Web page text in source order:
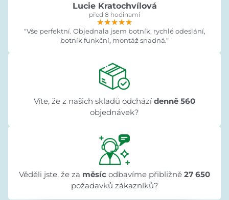
Lucie Kratochvílová
před 8 hodinami
★★★★★
★★★★★
★★★★★
"Vše perfektní. Objednala jsem botník, rychlé odeslání,
botník funkční, montáž snadná."
Víte, že z našich skladů odchází denně 560
objednávek?
Věděli jste, že za měsíc odbavíme přibližně 27 650
požadavků zákazníků?